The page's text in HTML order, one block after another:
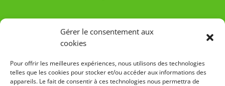
Gérer le consentement aux
cookies
Pour offrir les meilleures expériences, nous utilisons des technologies
telles que les cookies pour stocker et/ou accéder aux informations des
appareils. Le fait de consentir à ces technologies nous permettra de